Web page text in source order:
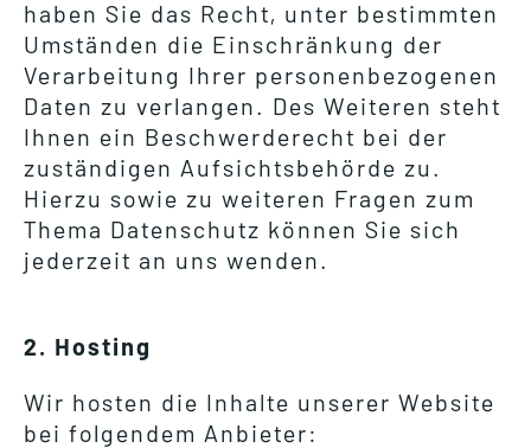
haben Sie das Recht, unter bestimmten
Umständen die Einschränkung der
Verarbeitung Ihrer personenbezogenen
Daten zu verlangen. Des Weiteren steht
Ihnen ein Beschwerderecht bei der
zuständigen Aufsichtsbehörde zu.
Hierzu sowie zu weiteren Fragen zum
Thema Datenschutz können Sie sich
jederzeit an uns wenden.
2. Hosting
Wir hosten die Inhalte unserer Website
bei folgendem Anbieter: